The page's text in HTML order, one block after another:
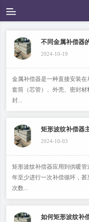
不同金属补偿器
2024-10-19
金属补偿器是一种直接安装
套筒（芯管）、外壳、密封
封...
矩形波纹补偿器
2024-10-03
矩形波纹补偿器应用到供暖
年至少进行一次补偿循环，
次数...
如何矩形波纹补